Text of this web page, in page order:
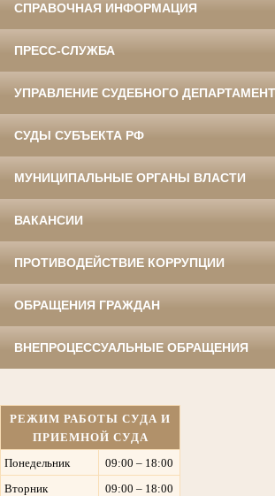
СПРАВОЧНАЯ ИНФОРМАЦИЯ
ПРЕСС-СЛУЖБА
УПРАВЛЕНИЕ СУДЕБНОГО
СУДЫ СУБЪЕКТА РФ
МУНИЦИПАЛЬНЫЕ ОРГАНЫ ВЛАСТИ
ВАКАНСИИ
ПРОТИВОДЕЙСТВИЕ КОРРУПЦИИ
ОБРАЩЕНИЯ ГРАЖДАН
ВНЕПРОЦЕССУАЛЬНЫЕ ОБРАЩЕНИЯ
РЕЖИМ РАБОТЫ СУДА И
ПРИЕМНОЙ СУДА
Понедельник
09:00 – 18:00
Вторник
09:00 – 18:00